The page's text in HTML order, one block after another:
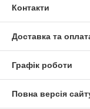
Контакти
Доставка та
Графік роботи
Повна версія